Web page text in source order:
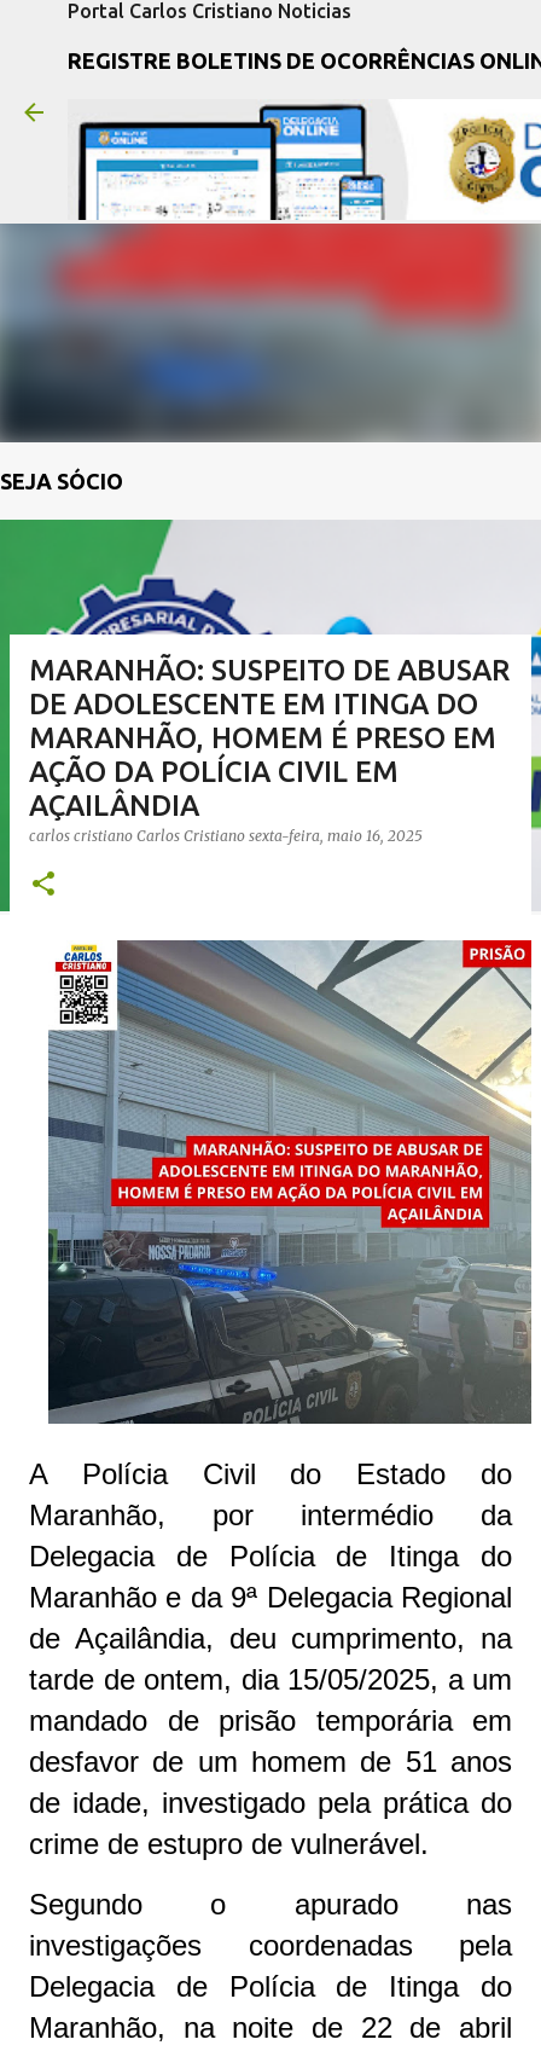
Portal Carlos Cristiano Noticias
REGISTRE BOLETINS DE OCORRÊNCIAS
SEJA SÓCIO
MARANHÃO: SUSPEITO DE ABUSAR
DE ADOLESCENTE EM ITINGA DO
MARANHÃO, HOMEM É PRESO EM
AÇÃO DA POLÍCIA CIVIL EM
AÇAILÂNDIA
carlos cristiano Carlos Cristiano sexta-feira, maio 16, 2025
A Polícia Civil do Estado do
Maranhão, por intermédio da
Delegacia de Polícia de Itinga do
Maranhão e da 9ª Delegacia Regional
de Açailândia, deu cumprimento, na
tarde de ontem, dia 15/05/2025, a um
mandado de prisão temporária em
desfavor de um homem de 51 anos
de idade, investigado pela prática do
crime de estupro de vulnerável.
Segundo o apurado nas
investigações coordenadas pela
Delegacia de Polícia de Itinga do
Maranhão, na noite de 22 de abril